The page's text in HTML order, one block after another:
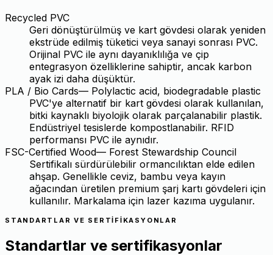
Recycled PVC
Geri dönüştürülmüş ve kart gövdesi olarak yeniden
ekstrüde edilmiş tüketici veya sanayi sonrası PVC.
Orijinal PVC ile aynı dayanıklılığa ve çip
entegrasyon özelliklerine sahiptir, ancak karbon
ayak izi daha düşüktür.
PLA / Bio Cards— Polylactic acid, biodegradable plastic
PVC'ye alternatif bir kart gövdesi olarak kullanılan,
bitki kaynaklı biyolojik olarak parçalanabilir plastik.
Endüstriyel tesislerde kompostlanabilir. RFID
performansı PVC ile aynıdır.
FSC-Certified Wood— Forest Stewardship Council
Sertifikalı sürdürülebilir ormancılıktan elde edilen
ahşap. Genellikle ceviz, bambu veya kayın
ağacından üretilen premium şarj kartı gövdeleri için
kullanılır. Markalama için lazer kazıma uygulanır.
STANDARTLAR VE SERTIFIKASYONLAR
Standartlar ve sertifikasyonlar